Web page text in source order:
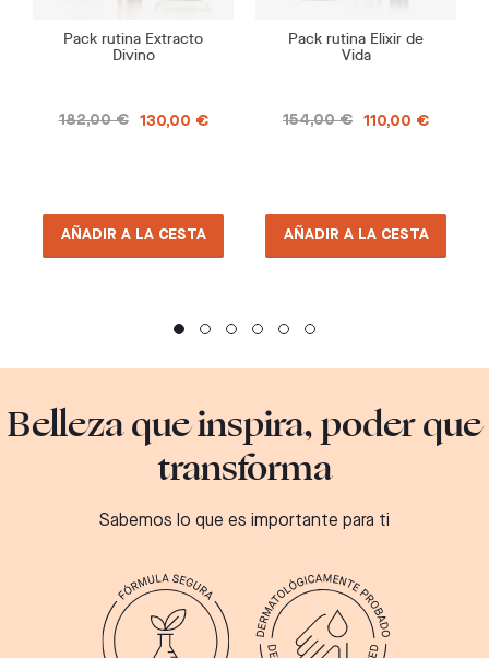
Pack rutina Extracto
Divino
182,00 € 130,00 €
AÑADIR A LA CESTA
Pack rutina Elixir de
Vida
154,00 € 110,00 €
AÑADIR A LA CESTA
Belleza que inspira, poder que
transforma
Sabemos lo que es importante para ti